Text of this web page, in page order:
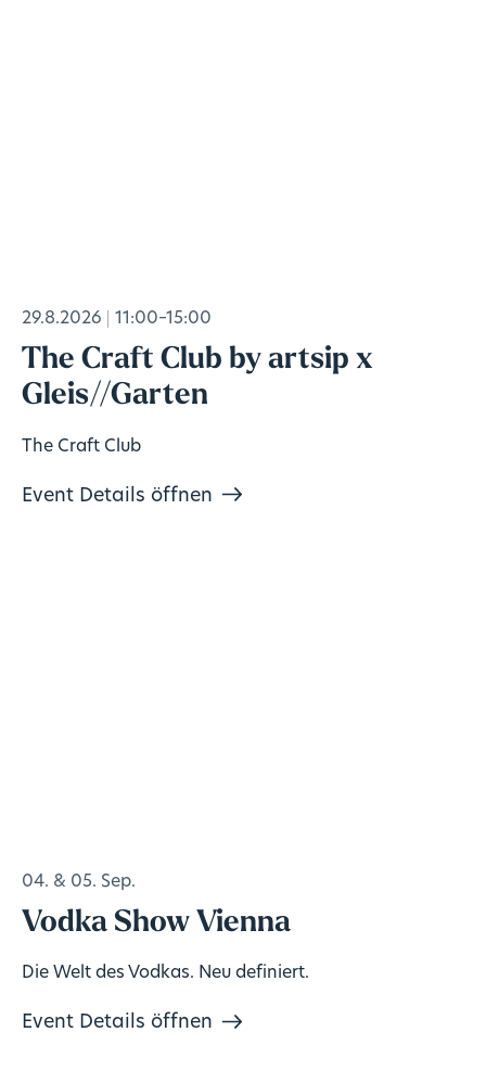
29.8.2026 11:00–15:00
The Craft Club by artsip x
Gleis//Garten
The Craft Club
Event Details öffnen
04. & 05. Sep.
Vodka Show Vienna
Die Welt des Vodkas. Neu definiert.
Event Details öffnen